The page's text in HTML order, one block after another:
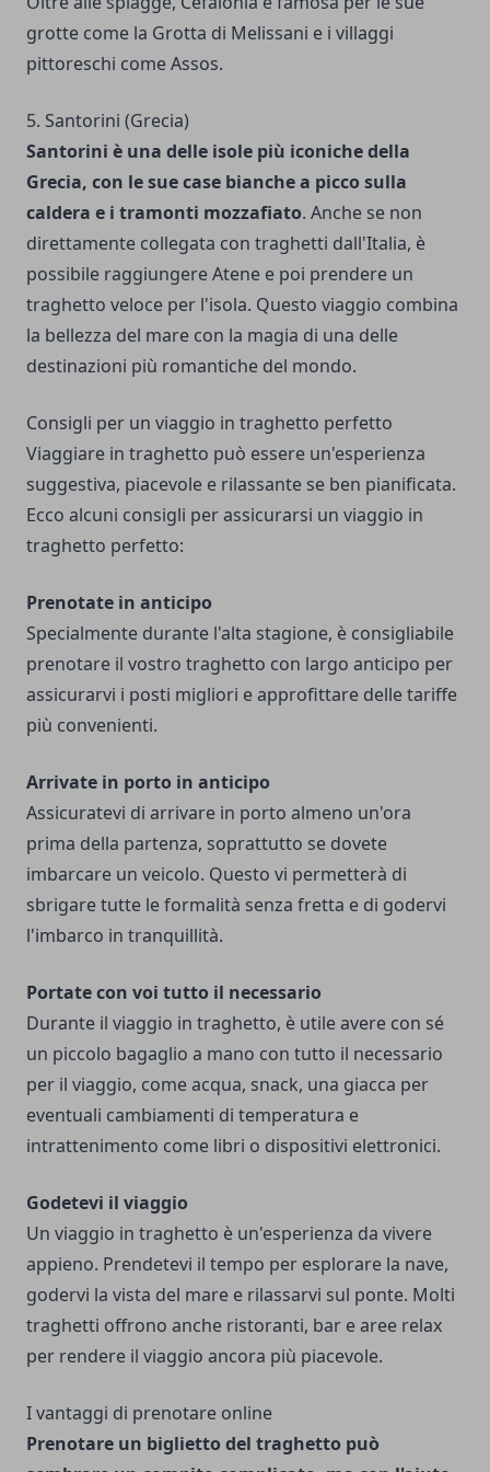
grotte come la Grotta di Melissani e i villaggi
pittoreschi come Assos.
5. Santorini (Grecia)
Santorini è una delle isole più iconiche della
Grecia, con le sue case bianche a picco sulla
caldera e i tramonti mozzafiato. Anche se non
direttamente collegata con traghetti dall'Italia, è
possibile raggiungere Atene e poi prendere un
traghetto veloce per l'isola. Questo viaggio combina
la bellezza del mare con la magia di una delle
destinazioni più romantiche del mondo.
Consigli per un viaggio in traghetto perfetto
Viaggiare in traghetto può essere un'esperienza
suggestiva, piacevole e rilassante se ben pianificata.
Ecco alcuni consigli per assicurarsi un viaggio in
traghetto perfetto:
Prenotate in anticipo
Specialmente durante l'alta stagione, è consigliabile
prenotare il vostro traghetto con largo anticipo per
assicurarvi i posti migliori e approfittare delle tariffe
più convenienti.
Arrivate in porto in anticipo
Assicuratevi di arrivare in porto almeno un'ora
prima della partenza, soprattutto se dovete
imbarcare un veicolo. Questo vi permetterà di
sbrigare tutte le formalità senza fretta e di godervi
l'imbarco in tranquillità.
Portate con voi tutto il necessario
Durante il viaggio in traghetto, è utile avere con sé
un piccolo bagaglio a mano con tutto il necessario
per il viaggio, come acqua, snack, una giacca per
eventuali cambiamenti di temperatura e
intrattenimento come libri o dispositivi elettronici.
Godetevi il viaggio
Un viaggio in traghetto è un'esperienza da vivere
appieno. Prendetevi il tempo per esplorare la nave,
godervi la vista del mare e rilassarvi sul ponte. Molti
traghetti offrono anche ristoranti, bar e aree relax
per rendere il viaggio ancora più piacevole.
I vantaggi di prenotare online
Prenotare un biglietto del traghetto può